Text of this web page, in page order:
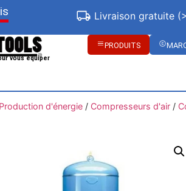
Livraison gratuite
vous équiper
PRODUITS
Production d'énergie/ Compresseurs d'air/